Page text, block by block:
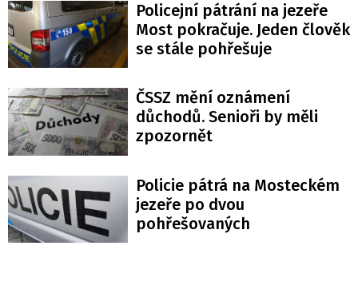
Policejní pátrání na jezeře
Most pokračuje. Jeden člověk
se stále pohřešuje
ČSSZ mění oznámení
důchodů. Senioři by měli
zpozornět
Policie pátrá na Mosteckém
jezeře po dvou
pohřešovaných